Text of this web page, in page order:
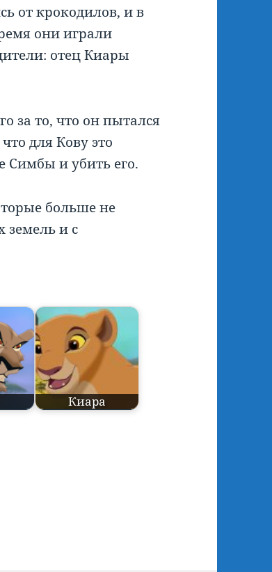
от крокодилов, и в
они играли
отец Киары
за то, что он пытался
что для Кову это
Симбы и убить его.
больше не
и с
Киара